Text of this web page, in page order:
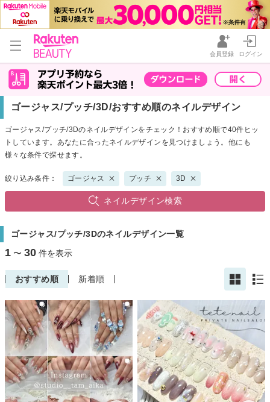
会員登録 ログイン
ゴージャス/プッチ/3D/おすすめ順のネイルデザイン
ゴージャス/プッチ/3Dのネイルデザインをチェック！おすすめ順で40件ヒッ
トしています。あなたに合ったネイルデザインを見つけましょう。他にも
様々な条件で探せます。
絞り込み条件： ゴージャス プッチ 3D
ネイルデザイン検索
ゴージャス/プッチ/3Dのネイルデザイン一覧
1 〜 30 件を表示
おすすめ順 新着順